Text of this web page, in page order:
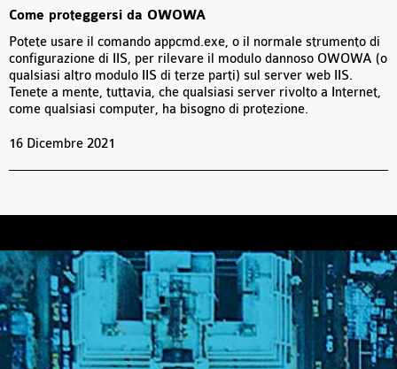
Come proteggersi da OWOWA
Potete usare il comando appcmd.exe, o il normale strumento di
configurazione di IIS, per rilevare il modulo dannoso OWOWA (o
qualsiasi altro modulo IIS di terze parti) sul server web IIS.
Tenete a mente, tuttavia, che qualsiasi server rivolto a Internet,
come qualsiasi computer, ha bisogno di protezione.
16 Dicembre 2021